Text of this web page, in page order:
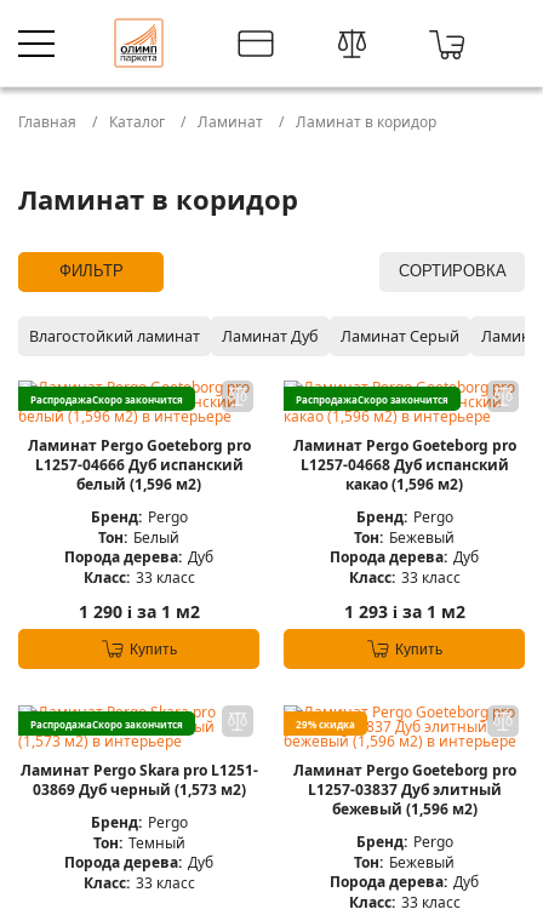
Главная Каталог Ламинат Ламинат в коридор
Ламинат в коридор
ФИЛЬТР СОРТИРОВКА
Влагостойкий ламинат Ламинат Дуб Ламинат Серый
РаспродажаСкоро закончится
Ламинат Pergo Goeteborg pro
L1257-04666 Дуб испанский
белый (1,596 м2)
Бренд: Pergo
Тон: Белый
Порода дерева: Дуб
Класс: 33 класс
1 290 iза 1 м2
Купить
РаспродажаСкоро закончится
Ламинат Pergo Goeteborg pro
L1257-04668 Дуб испанский
какао (1,596 м2)
Бренд: Pergo
Тон: Бежевый
Порода дерева: Дуб
Класс: 33 класс
1 293 iза 1 м2
Купить
РаспродажаСкоро закончится
Ламинат Pergo Skara pro L1251-
03869 Дуб черный (1,573 м2)
Бренд: Pergo
Тон: Темный
Порода дерева: Дуб
Класс: 33 класс
29% скидка
Ламинат Pergo Goeteborg pro
L1257-03837 Дуб элитный
бежевый (1,596 м2)
Бренд: Pergo
Тон: Бежевый
Порода дерева: Дуб
Класс: 33 класс